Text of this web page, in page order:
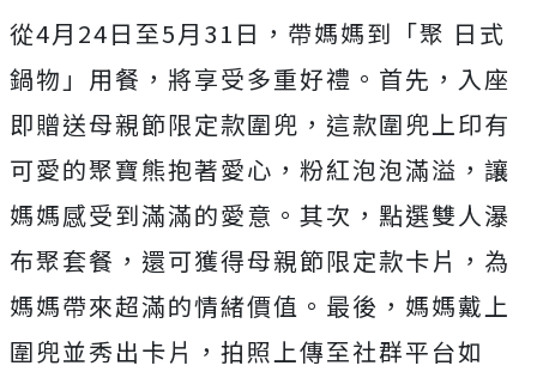
從4月24日至5月31日，帶媽媽到「聚 日式
鍋物」用餐，將享受多重好禮。首先，入座
即贈送母親節限定款圍兜，這款圍兜上印有
可愛的聚寶熊抱著愛心，粉紅泡泡滿溢，讓
媽媽感受到滿滿的愛意。其次，點選雙人瀑
布聚套餐，還可獲得母親節限定款卡片，為
媽媽帶來超滿的情緒價值。最後，媽媽戴上
圍兜並秀出卡片，拍照上傳至社群平台如